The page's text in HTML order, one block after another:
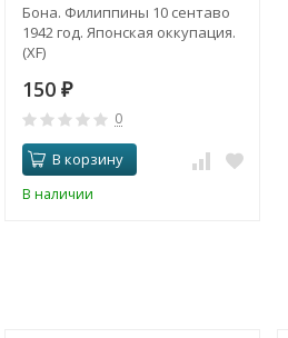
Бона. Филиппины 10 сентаво
1942 год. Японская оккупация.
(XF)
150 ₽
0
В корзину
В наличии